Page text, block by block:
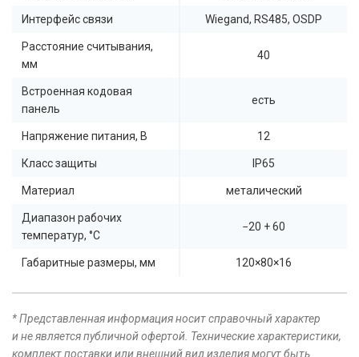
Интерфейс связи Wiegand, RS485, OSDP
Расстояние считывания,
мм
40
Встроенная кодовая
панель
есть
Напряжение питания, В 12
Класс защиты IP65
Материал металический
Диапазон рабочих
температур, °C
−20 + 60
Габаритные размеры, мм 120×80×16
* Представленная информация носит справочный характер
и не является публичной офертой. Технические характеристики,
комплект поставки или внешний вид изделия могут быть